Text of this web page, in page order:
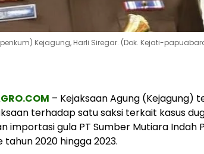
Kejagung, Harli Siregar. (Dok. Kejati-
– Kejaksaan Agung (Kejagung)
terhadap satu saksi terkait kasus
importasi gula PT Sumber Mutiara Indah
tahun 2020 hingga 2023.